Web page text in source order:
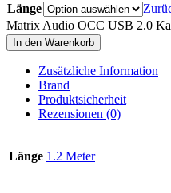
Länge
Matrix Audio OCC USB 2.0
In den Warenkorb
Zusätzliche Information
Brand
Produktsicherheit
Rezensionen (0)
Länge 1.2 Meter